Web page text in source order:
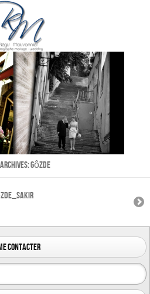
Gôzde
contacter